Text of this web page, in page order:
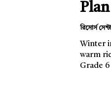
Plan
রিসোর্স
Winter
warm rice
Grade